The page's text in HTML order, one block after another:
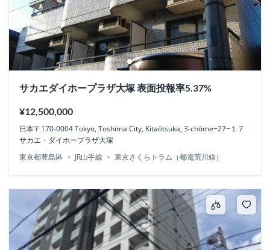
サカエダイホープラザ大塚 表面投報率5.37%
¥12,500,000
日本〒170-0004 Tokyo, Toshima City, Kitaōtsuka, 3-chōme−27−１７
サカエ・ダイホープラザ大塚
東京都豊島區
JR山手線 東京さくらトラム（都電荒川線）